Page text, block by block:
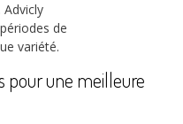
. Advicly
de
variété.
pour une meilleure